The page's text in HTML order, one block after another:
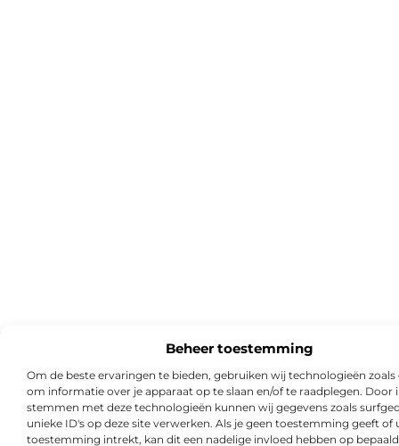
Beheer toestemming
Om de beste ervaringen te bieden, gebruiken wij technologieën zoals
om informatie over je apparaat op te slaan en/of te raadplegen. Door
stemmen met deze technologieën kunnen wij gegevens zoals
unieke ID's op deze site verwerken. Als je geen toestemming geeft of
toestemming intrekt, kan dit een nadelige invloed hebben op